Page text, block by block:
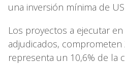
una inversión mínima de
Los proyectos a ejecutar
adjudicados, comprometen
representa un 10,6% de la